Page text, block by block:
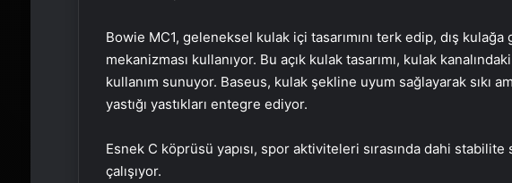
Bowie MC1, geleneksel kulak içi tasarımını terk edip, dış
mekanizması kullanıyor. Bu açık kulak tasarımı, kulak
kullanım sunuyor. Baseus, kulak şekline uyum sağlayarak sıkı
yastığı yastıkları entegre ediyor.
Esnek C köprüsü yapısı, spor aktiviteleri sırasında dahi
çalışıyor.